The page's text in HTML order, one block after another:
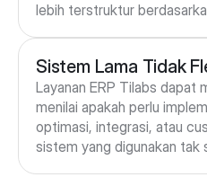
lebih terstruktur
Sistem Lama Tidak
Layanan ERP Tilabs dapat
menilai apakah perlu
optimasi, integrasi, atau
sistem yang digunakan tak